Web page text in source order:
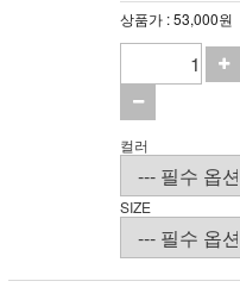
상품가 : 53,000원
컬러
SIZE